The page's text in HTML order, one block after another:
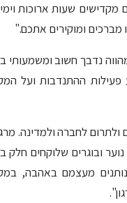
שעות ארוכות
מברכים ומוקירים אתכם."
נדבך חשוב ומשמעותי
ההתנדבות ועל
לחברה ולמדינה.
ובוגרים שלוקחים חלק
מעצמם באהבה,